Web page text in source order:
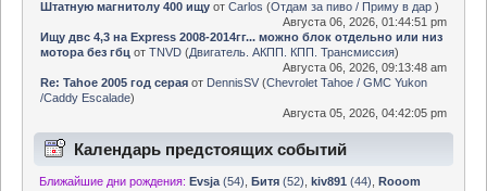
Штатную магнитолу 400 ищуот Carlos (Отдам за пиво / Приму в дар )
Августа 06, 2026, 01:44:51 pm
Ищу двс 4,3 на Express 2008-2014гг... можно блок отдельно или низ
мотора без гбц от TNVD(Двигатель. АКПП. КПП. Трансмиссия)
Августа 06, 2026, 09:13:48 am
Re: Tahoe 2005 год сераяот DennisSV(Chevrolet Tahoe / GMC Yukon
/Caddy Escalade)
Августа 05, 2026, 04:42:05 pm
Календарь предстоящих событий
Ближайшие дни рождения: Evsja (54) ,Битя (52) ,kiv891 (44) ,Rooom